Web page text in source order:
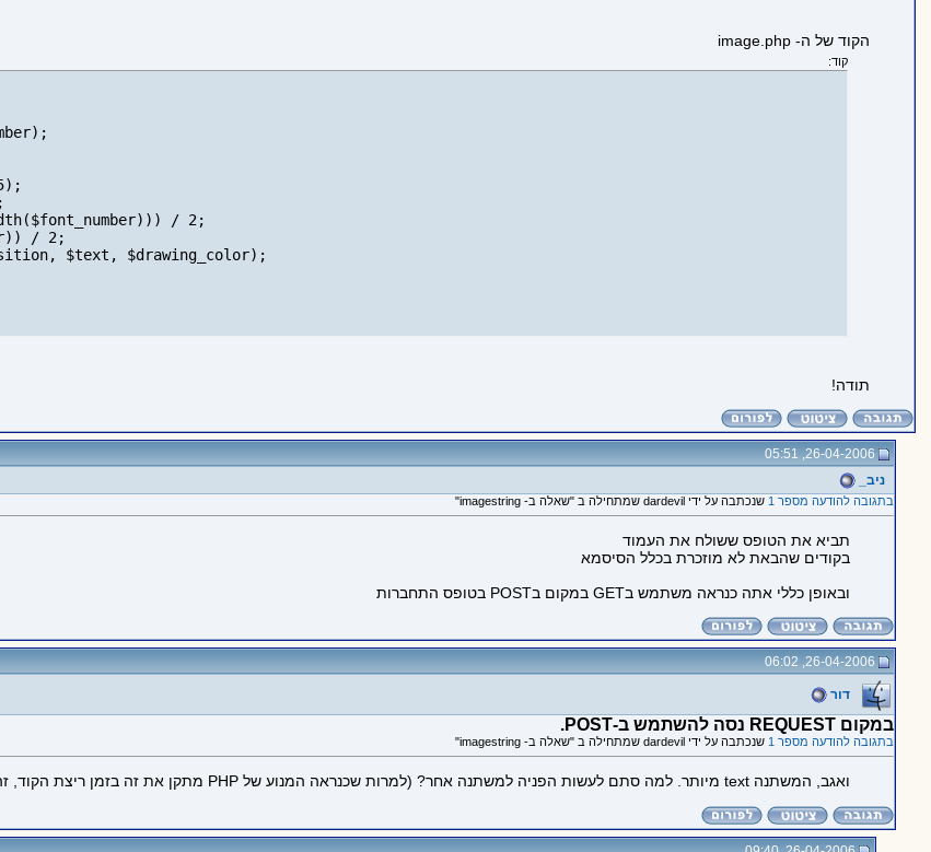
הקוד של ה- image.php
קוד:
/ 2;
/ 2;
$text, $drawing_color);
תודה!
26-04-2006, 05:51
ניב_
בתגובה להודעה מספר 1
שנכתבה על ידי dardevil שמתחילה ב "שאלה ב- imagestring"
תביא את הטופס ששולח את העמוד
בקודים שהבאת לא מוזכרת בכלל הסיסמא
ובאופן כללי אתה כנראה משתמש בGET במקום בPOST בטופס התחברות
26-04-2006, 06:02
דור
במקום REQUEST נסה להשתמש ב-POST.
בתגובה להודעה מספר 1 שנכתבה על ידי dardevil שמתחילה ב "שאלה ב- imagestring"
ואגב, המשתנה text מיותר. למה סתם לעשות הפניה למשתנה אחר? (למרות שכנראה המנוע של PHP מתקן את זה בזמן ריצת הקוד, זה עדיין גוזל כמה מילי-שניות מיותרות